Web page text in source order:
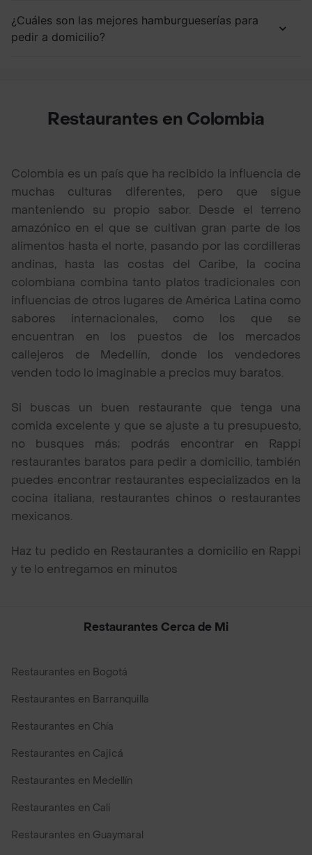
¿Cuáles son las mejores hamburgueserías para
pedir a domicilio?
Restaurantes en Colombia
Colombia es un país que ha recibido la influencia de
muchas culturas diferentes, pero que sigue
manteniendo su propio sabor. Desde el terreno
amazónico en el que se cultivan gran parte de los
alimentos hasta el norte, pasando por las cordilleras
andinas, hasta las costas del Caribe, la cocina
colombiana combina tanto platos tradicionales con
influencias de otros lugares de América Latina como
sabores internacionales, como los que se
encuentran en los puestos de los mercados
callejeros de Medellín, donde los vendedores
venden todo lo imaginable a precios muy baratos.
Si buscas un buen restaurante que tenga una
comida excelente y que se ajuste a tu presupuesto,
no busques más; podrás encontrar en Rappi
restaurantes baratos para pedir a domicilio, también
puedes encontrar restaurantes especializados en la
cocina italiana, restaurantes chinos o restaurantes
mexicanos.
Haz tu pedido en Restaurantes a domicilio en Rappi
y te lo entregamos en minutos
Restaurantes Cerca de Mi
Restaurantes en Bogotá
Restaurantes en Barranquilla
Restaurantes en Chía
Restaurantes en Cajicá
Restaurantes en Medellín
Restaurantes en Cali
Restaurantes en Guaymaral